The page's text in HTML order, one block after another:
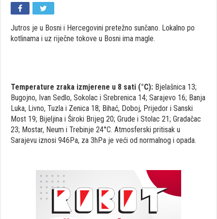
Jutros je u Bosni i Hercegovini pretežno sunčano. Lokalno po
kotlinama i uz riječne tokove u Bosni ima magle.
Temperature zraka izmjerene u 8 sati (°C): Bjelašnica 13;
Bugojno, Ivan Sedlo, Sokolac i Srebrenica 14; Sarajevo 16; Banja
Luka, Livno, Tuzla i Zenica 18; Bihać, Doboj, Prijedor i Sanski
Most 19; Bijeljina i Široki Brijeg 20; Grude i Stolac 21; Gradačac
23; Mostar, Neum i Trebinje 24°C. Atmosferski pritisak u
Sarajevu iznosi 946Pa, za 3hPa je veći od normalnog i opada.